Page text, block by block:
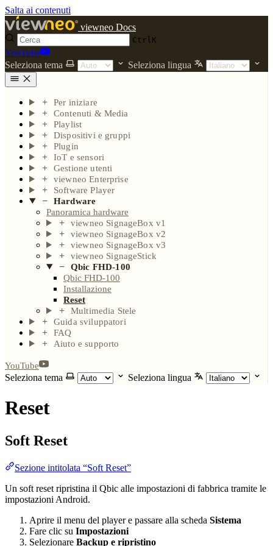
Salta ai contenuti
viewneo Docs
CtrlK
YouTube
Seleziona tema
Seleziona lingua
Per iniziare
Contenuti & Media
Playlist
Dispositivi e gruppi
Plugin
IoT e sensori
Gestione utenti
viewneo Enterprise
Software Player
Hardware
Panoramica hardware
viewneo SignageBox v1
viewneo SignageBox v2
viewneo SignageBox v3
viewneo SignageStick
Qbic FHD-100
Qbic FHD-100
Installazione
Reset
Multimedia Stele
Guida sviluppatori
FAQ
Aiuto e supporto
YouTube
Seleziona tema Seleziona lingua
Reset
Soft Reset
Sezione intitolata “Soft Reset”
Un soft reset ripristina il Qbic alle impostazioni di fabbrica tramite le
impostazioni Android.
Aprire il menu del player e passare alla scheda Sistema
Fare clic su Impostazioni
Selezionare Backup e ripristino